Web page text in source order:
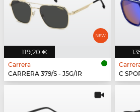
119,20 €
Carrera
CARRERA 379/S - J5G/IR
C